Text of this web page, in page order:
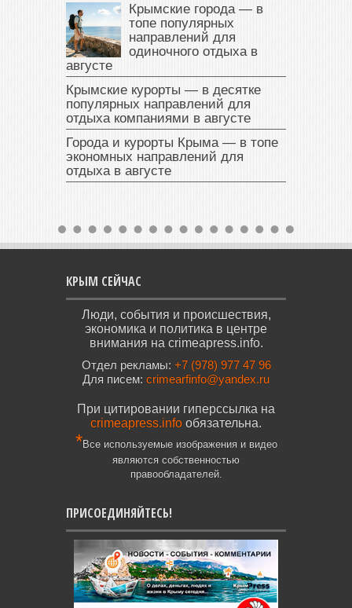
Крымские города — в
топе популярных
направлений для
одиночного отдыха в
августе
Крымские курорты — в десятке
популярных направлений для
отдыха компаниями в августе
Города и курорты Крыма — в топе
экономных направлений для
отдыха в августе
КРЫМ СЕЙЧАС
Люди, события и происшествия,
экономика и политика в центре
внимания на crimeapress.info.
Отдел рекламы: +7 (978) 977 47 96
Для писем: crimearfinfo@yandex.ru
При цитировании гиперссылка на
crimeapress.info обязательна.
*Все используемые изображения и видео
являются собственностью
правообладателей.
ПРИСОЕДИНЯЙТЕСЬ!